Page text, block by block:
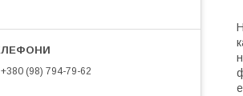
+380 (98) 794-79-62